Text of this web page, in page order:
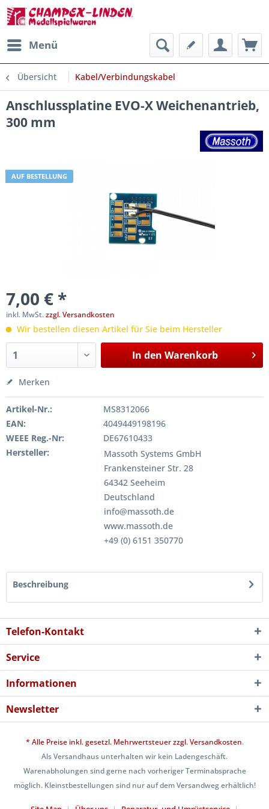
Menü
Übersicht Kabel/Verbindungskabel
Anschlussplatine EVO-X Weichenantrieb,
300 mm
AUF BESTELLUNG
7,00 € *
inkl. MwSt.zzgl. Versandkosten
Wir bestellen diesen Artikel für Sie beim Hersteller
In den Warenkorb
Merken
Artikel-Nr.:
MS8312066
EAN:
4049449198196
WEEE Reg.-Nr:
DE67610433
Hersteller:
Massoth Systems GmbH
Frankensteiner Str. 28
64342 Seeheim
Deutschland
info@massoth.de
www.massoth.de
+49 (0) 6151 350770
Beschreibung
Telefon-Kontakt
Service
Informationen
Newsletter
* Alle Preise inkl. gesetzl. Mehrwertsteuer zzgl.Versandkosten.
Als Versandhaus unterhalten wir kein Ladengeschäft.
Warenabholungen sind gerne nach vorheriger Terminabsprache
möglich. Kleinstbestellungen sind nur auf dem Versandweg erhältlich!